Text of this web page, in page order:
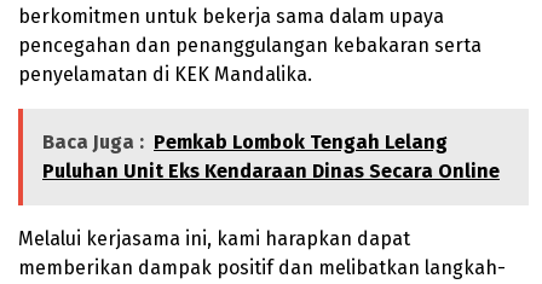
berkomitmen untuk bekerja sama dalam upaya
pencegahan dan penanggulangan kebakaran serta
penyelamatan di KEK Mandalika.
Baca Juga : Pemkab Lombok Tengah Lelang
Puluhan Unit Eks Kendaraan Dinas Secara Online
Melalui kerjasama ini, kami harapkan dapat
memberikan dampak positif dan melibatkan langkah-